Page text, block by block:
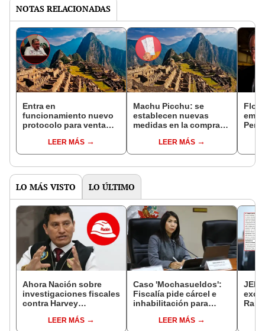
NOTAS RELACIONADAS
Entra en
funcionamiento nuevo
protocolo para venta
Machu Picchu
LEER MÁS
Machu Picchu: se
establecen nuevas
medidas en la compra
largas colas en el
Patrimonio Cultural,
LEER MÁS
Perú
LO MÁS VISTO LO ÚLTIMO
Ahora Nación sobre
investigaciones fiscales
contra Harvey
Público no puede ser
LEER MÁS
Caso 'Mochasueldos':
Fiscalía pide cárcel e
inhabilitación para
fujimorista María
LEER MÁS
JEE